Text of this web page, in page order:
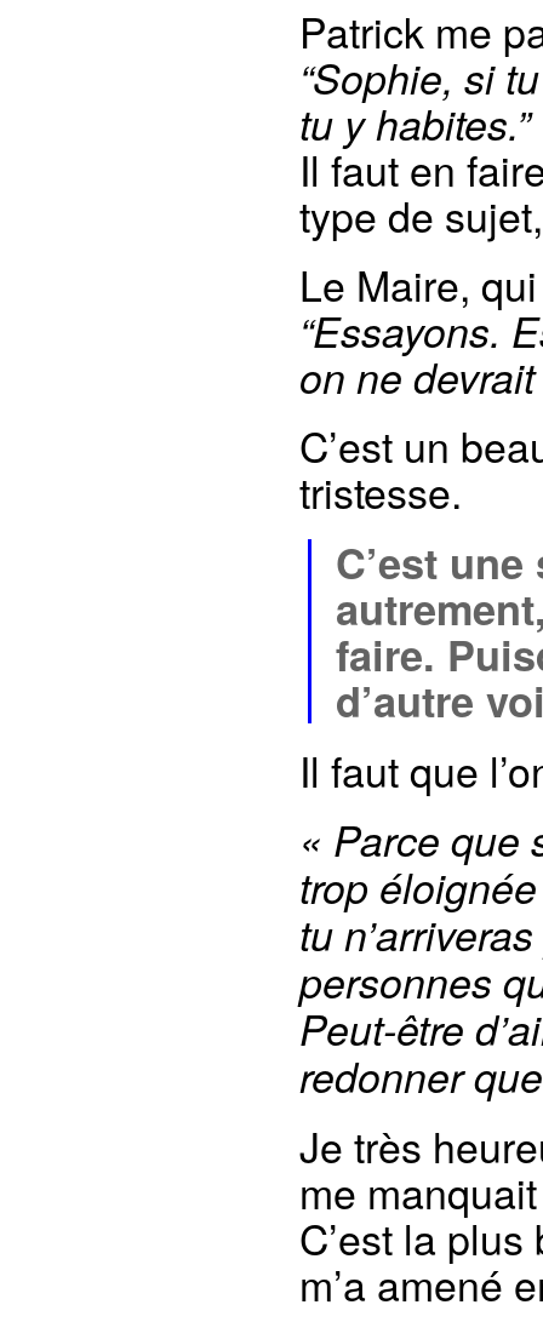
Patrick me
“Sophie, si
tu y habites.”
Il faut en
type de
Le Maire,
“Essayons.
on ne
C’est un
tristesse.
C’est
faire.
d’autre
Il faut que
« Parce que
trop
tu
personnes
Peut-être
redonner
Je très
me
C’est la
m’a amené